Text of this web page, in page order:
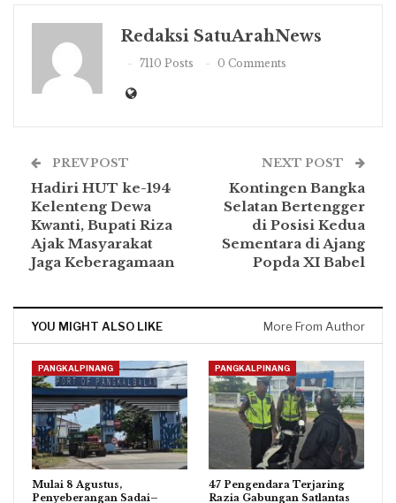
Redaksi SatuArahNews
7110 Posts 0 Comments
PREV POST
Hadiri HUT ke-194
Kelenteng Dewa
Kwanti, Bupati Riza
Ajak Masyarakat
Jaga Keberagamaan
NEXT POST
Kontingen Bangka
Selatan Bertengger
di Posisi Kedua
Sementara di Ajang
Popda XI Babel
YOU MIGHT ALSO LIKE More From Author
PANGKALPINANG
Mulai 8 Agustus,
Penyeberangan Sadai–
PANGKALPINANG
47 Pengendara Terjaring
Razia Gabungan Satlantas